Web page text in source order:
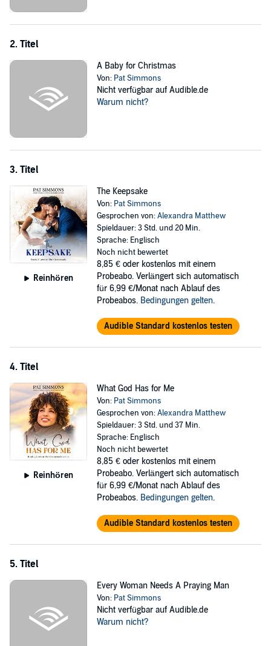
forgiveness is moving as a snail's pace.
learns that some marriages are worth keeping.
©2014 Pat Simmons (P)2015 Pat Simmons
2. Titel
A Baby for Christmas
Von: Pat Simmons
Nicht verfügbar auf Audible.de
Warum nicht?
3. Titel
Reinhören
The Keepsake
Von: Pat Simmons
Gesprochen von:Alexandra Matthew
Spieldauer: 3 Std. und 20 Min.
Sprache: Englisch
Noch nicht bewertet
8,85 € oder kostenlos mit einem
Probeabo. Verlängert sich automatisch
für 6,99 €/Monat nach Ablauf des
Probeabos. Bedingungen gelten.
Audible Standard kostenlos testen
4. Titel
Reinhören
What God Has for Me
Von: Pat Simmons
Gesprochen von:Alexandra Matthew
Spieldauer: 3 Std. und 37 Min.
Sprache: Englisch
Noch nicht bewertet
8,85 € oder kostenlos mit einem
Probeabo. Verlängert sich automatisch
für 6,99 €/Monat nach Ablauf des
Probeabos. Bedingungen gelten.
Audible Standard kostenlos testen
5. Titel
Every Woman Needs A Praying Man
Von: Pat Simmons
Nicht verfügbar auf Audible.de
Warum nicht?